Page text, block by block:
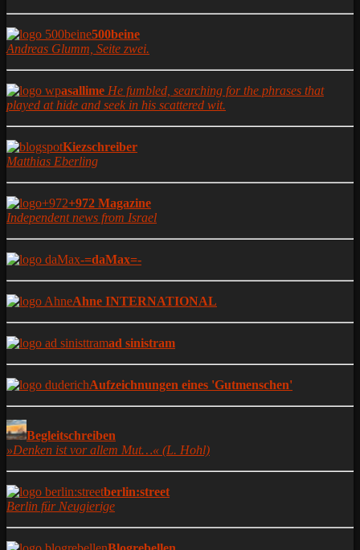
500beine
Andreas Glumm, Seite zwei.
asallime He fumbled, searching for the phrases that
played at hide and seek in his scattered wit.
Kiezschreiber
Matthias Eberling
+972 Magazine
Independent news from Israel
-=daMax=-
Ahne INTERNATIONAL
ad sinistram
Aufzeichnungen eines 'Gutmenschen'
Begleitschreiben
»Denken ist vor allem Mut…« (L. Hohl)
berlin:street
Berlin für Neugierige